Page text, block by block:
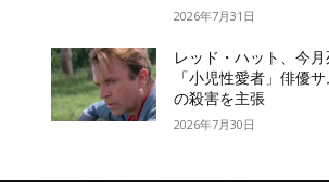
2026年7月31日
レッド・ハット、今
「小児性愛者」俳優
の殺害を主張
2026年7月30日